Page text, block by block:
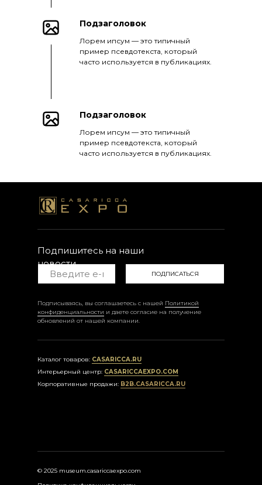
Подзаголовок
Лорем ипсум — это типичный
пример псевдотекста, который
часто используется в публикациях.
Подзаголовок
Лорем ипсум — это типичный
пример псевдотекста, который
часто используется в публикациях.
© 2025 museum.casariccaexpo.com
ПОДПИСАТЬСЯ
Подписываясь, вы соглашаетесь с нашей Политикой
конфиденциальности и даете согласие на получение
обновлений от нашей компании.
Подпишитесь на наши
новости
Каталог товаров: CASARICCA.RU
Интерьерный центр: CASARICCAEXPO.COM
Корпоративные продажи: B2B.CASARICCA.RU